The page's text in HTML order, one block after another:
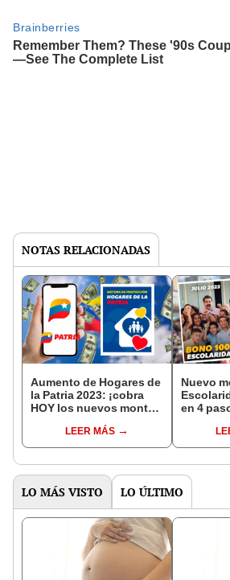
NOTAS RELACIONADAS
Aumento de Hogares de
la Patria 2023: ¡cobra
HOY los nuevos montos
LEER MÁS
Nuevo
en 4
LO MÁS VISTO LO ÚLTIMO